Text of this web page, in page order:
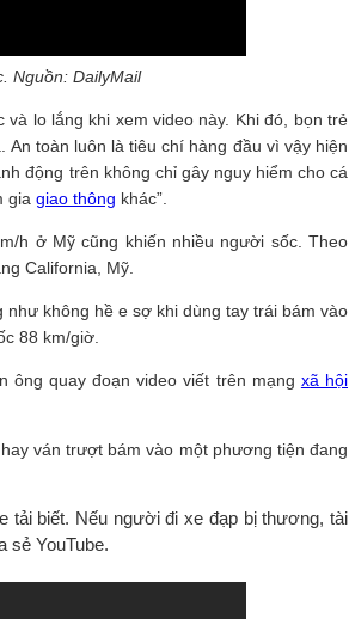
Nguồn: DailyMail
lo lắng khi xem video này. Khi đó, bọn trẻ
toàn luôn là tiêu chí hàng đầu vì vậy hiện
động trên không chỉ gây nguy hiểm cho cá
gia giao thông khác”.
h ở Mỹ cũng khiến nhiều người sốc. Theo
California, Mỹ.
không hề e sợ khi dùng tay trái bám vào
88 km/giờ.
ông quay đoạn video viết trên mạng xã hội
ván trượt bám vào một phương tiện đang
tải biết. Nếu người đi xe đạp bị thương, tài
sẻ YouTube.